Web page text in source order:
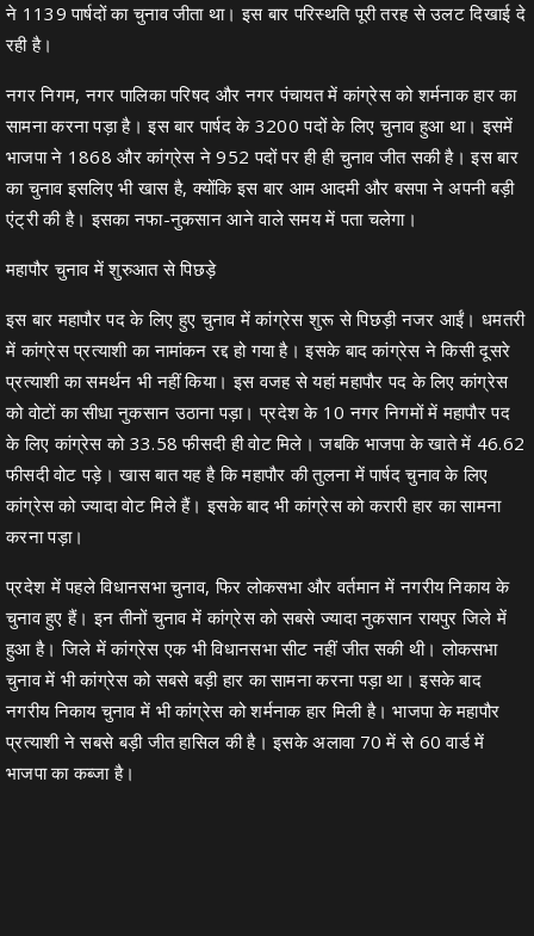
ने 1139 पार्षदों का चुनाव जीता था। इस बार परिस्थति पूरी तरह से उलट दिखाई दे
रही है।
नगर निगम, नगर पालिका परिषद और नगर पंचायत में कांग्रेस को शर्मनाक हार का
सामना करना पड़ा है। इस बार पार्षद के 3200 पदों के लिए चुनाव हुआ था। इसमें
भाजपा ने 1868 और कांग्रेस ने 952 पदों पर ही ही चुनाव जीत सकी है। इस बार
का चुनाव इसलिए भी खास है, क्योंकि इस बार आम आदमी और बसपा ने अपनी बड़ी
एंट्री की है। इसका नफा-नुकसान आने वाले समय में पता चलेगा।
महापौर चुनाव में शुरुआत से पिछड़े
इस बार महापौर पद के लिए हुए चुनाव में कांग्रेस शुरू से पिछड़ी नजर आईं। धमतरी
में कांग्रेस प्रत्याशी का नामांकन रद्द हो गया है। इसके बाद कांग्रेस ने किसी दूसरे
प्रत्याशी का समर्थन भी नहीं किया। इस वजह से यहां महापौर पद के लिए कांग्रेस
को वोटों का सीधा नुकसान उठाना पड़ा। प्रदेश के 10 नगर निगमों में महापौर पद
के लिए कांग्रेस को 33.58 फीसदी ही वोट मिले। जबकि भाजपा के खाते में 46.62
फीसदी वोट पड़े। खास बात यह है कि महापौर की तुलना में पार्षद चुनाव के लिए
कांग्रेस को ज्यादा वोट मिले हैं। इसके बाद भी कांग्रेस को करारी हार का सामना
करना पड़ा।
प्रदेश में पहले विधानसभा चुनाव, फिर लोकसभा और वर्तमान में नगरीय निकाय के
चुनाव हुए हैं। इन तीनों चुनाव में कांग्रेस को सबसे ज्यादा नुकसान रायपुर जिले में
हुआ है। जिले में कांग्रेस एक भी विधानसभा सीट नहीं जीत सकी थी। लोकसभा
चुनाव में भी कांग्रेस को सबसे बड़ी हार का सामना करना पड़ा था। इसके बाद
नगरीय निकाय चुनाव में भी कांग्रेस को शर्मनाक हार मिली है। भाजपा के महापौर
प्रत्याशी ने सबसे बड़ी जीत हासिल की है। इसके अलावा 70 में से 60 वार्ड में
भाजपा का कब्जा है।